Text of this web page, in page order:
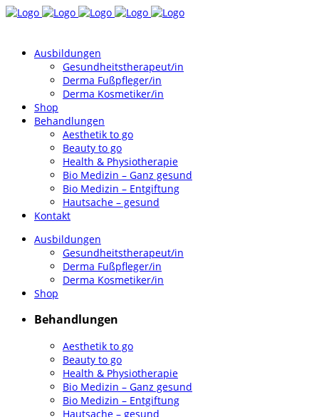
Ausbildungen
Gesundheitstherapeut/in
Derma Fußpfleger/in
Derma Kosmetiker/in
Shop
Behandlungen
Aesthetik to go
Beauty to go
Health & Physiotherapie
Bio Medizin – Ganz gesund
Bio Medizin – Entgiftung
Hautsache – gesund
Kontakt
Ausbildungen
Gesundheitstherapeut/in
Derma Fußpfleger/in
Derma Kosmetiker/in
Shop
Behandlungen
Aesthetik to go
Beauty to go
Health & Physiotherapie
Bio Medizin – Ganz gesund
Bio Medizin – Entgiftung
Hautsache – gesund